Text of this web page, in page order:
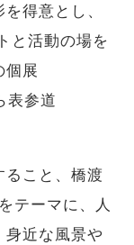
得意とし、
と活動の場を
個展
表参道
こと、橋渡
テーマに、人
近な風景や